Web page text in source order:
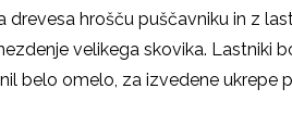
drevesa hrošču puščavniku in z
velikega skovika. Lastniki
belo omelo, za izvedene ukrepe